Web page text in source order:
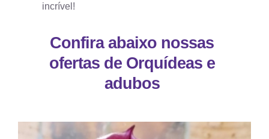
incrível!
Confira abaixo nossas
ofertas de Orquídeas e
adubos